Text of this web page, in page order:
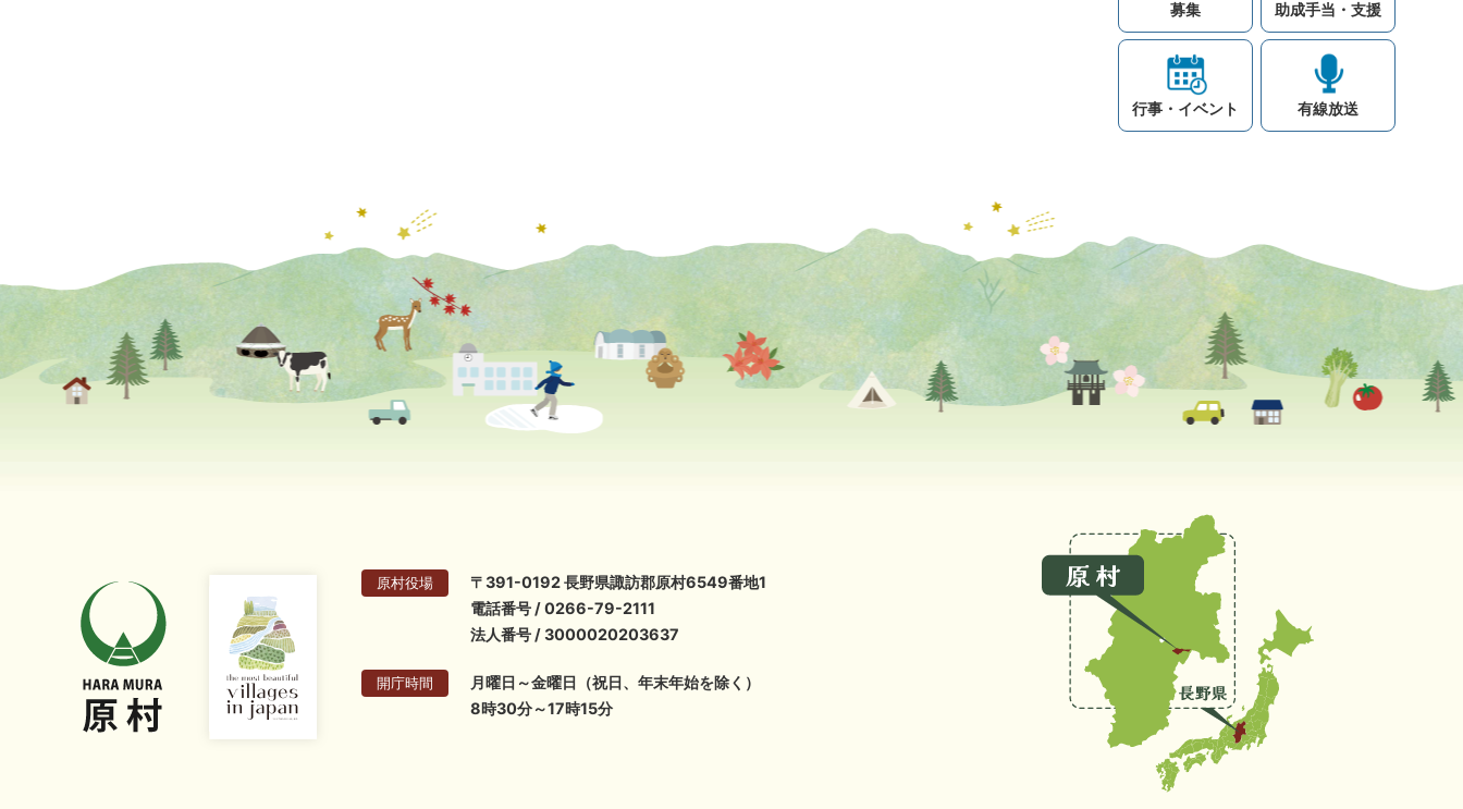
募集 助成手当・支援
行事・イベント 有線放送
原村役場
〒391-0192 長野県諏訪郡原村6549番地1
電話番号 / 0266-79-2111
法人番号 / 3000020203637
開庁時間
月曜日～金曜日（祝日、年末年始を除く）
8時30分～17時15分